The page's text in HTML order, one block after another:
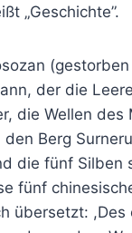
„Geschichte”.
der die
die Wellen des
Berg
die fünf Silben
fünf
übersetzt: ,Des